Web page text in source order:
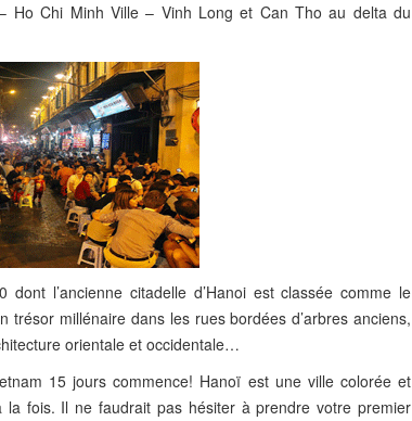
Ho Chi Minh Ville – Vinh Long et Can Tho au delta du
l’ancienne citadelle d’Hanoi est classée comme le
trésor millénaire dans les rues bordées d’arbres anciens,
orientale et occidentale…
15 jours commence! Hanoï est une ville colorée et
fois. Il ne faudrait pas hésiter à prendre votre premier